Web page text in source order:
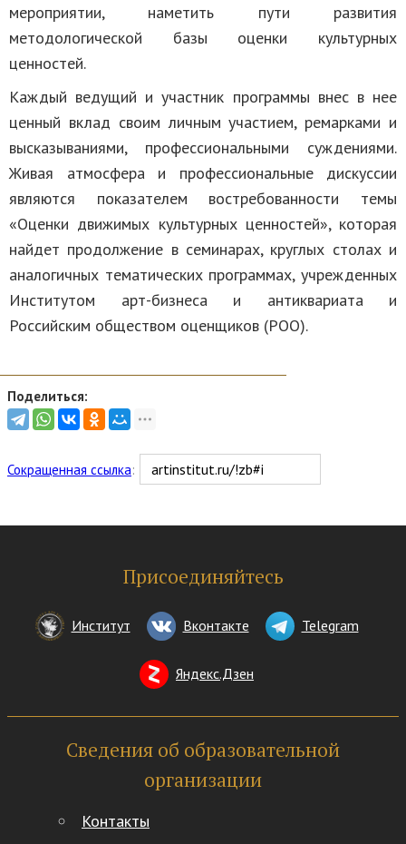
мероприятии, наметить пути развития
методологической базы оценки культурных
ценностей.
Каждый ведущий и участник программы внес в нее
ценный вклад своим личным участием, ремарками и
высказываниями, профессиональными суждениями.
Живая атмосфера и профессиональные дискуссии
являются показателем востребованности темы
«Оценки движимых культурных ценностей», которая
найдет продолжение в семинарах, круглых столах и
аналогичных тематических программах, учрежденных
Институтом арт-бизнеса и антиквариата и
Российским обществом оценщиков (РОО).
Поделиться:
Сокращенная ссылка:
Присоединяйтесь
Институт Вконтакте Telegram
Яндекс.Дзен
Сведения об образовательной
организации
Контакты